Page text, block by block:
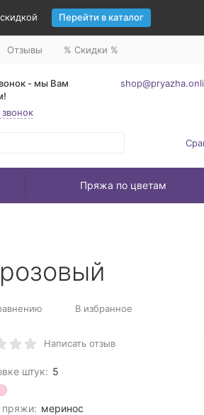
Перейти в каталог
Отзывы % Скидки %
- мы Вам
звонок
Пряжа по цветам
В избранное
Написать отзыв
штук: 5
пряжи: меринос